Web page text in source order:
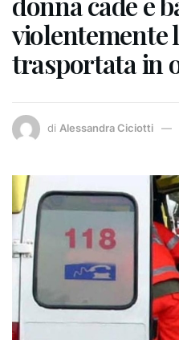
violentemente
trasportata in
di Alessandra Ciciotti